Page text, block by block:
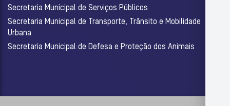
Secretaria Municipal de Serviços Públicos
Secretaria Municipal de Transporte, Trânsito e Mobilidade
Urbana
Secretaria Municipal de Defesa e Proteção dos Animais